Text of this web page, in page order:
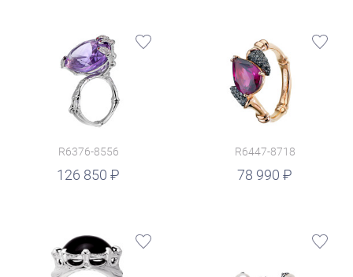
R6376-8556
126 850
R6447-8718
78 990
руб.